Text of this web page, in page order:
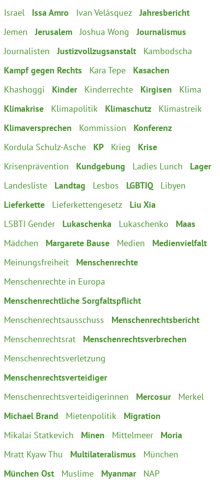
Israel
Issa Amro Ivan Velásquez
Jahresbericht
Jemen
Jerusalem Joshua Wong
Journalismus
Journalisten
Justizvollzugsanstalt
Kambodscha
Kampf gegen Rechts
Kara Tepe
Kasachen
Khashoggi
Kinder Kinderrechte Kirgisen
Klima
Klimakrise
Klimapolitik Klimaschutz
Klimastreik
Klimaversprechen
Kommission
Konferenz
Kordula Schulz-Asche
KP Krieg
Krise
Krisenprävention
Kundgebung Ladies Lunch
Lager
Landesliste
Landtag Lesbos LGBTIQ
Libyen
Lieferkette
Lieferkettengesetz
Liu Xia
LSBTI Gender
Lukaschenka Lukaschenko
Maas
Mädchen
Margarete Bause Medien
Medienvielfalt
Meinungsfreiheit
Menschenrechte
Menschenrechte in Europa
Menschenrechtliche Sorgfaltspflicht
Menschenrechtsausschuss
Menschenrechtsbericht
Menschenrechtsrat
Menschenrechtsverbrechen
Menschenrechtsverletzung
Menschenrechtsverteidiger
Menschenrechtsverteidigerinnen
Mercosur
Merkel
Michael Brand
Mietenpolitik
Migration
Mikalai Statkevich
Minen Mittelmeer
Moria
Mratt Kyaw Thu
Multilateralismus
München
München Ost
Muslime Myanmar
NAP